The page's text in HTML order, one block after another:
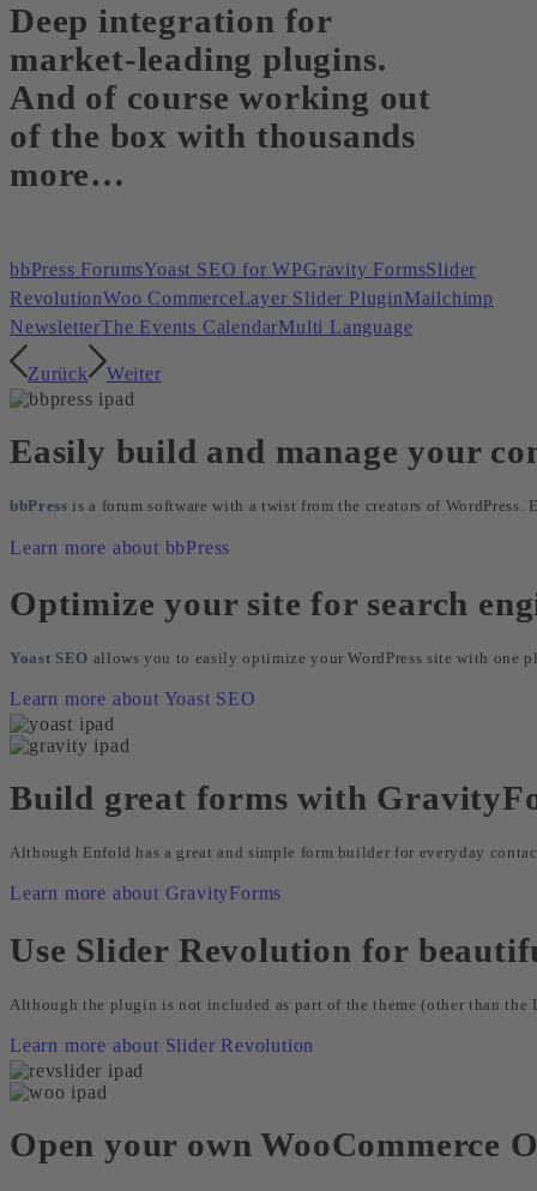
Deep integration for
market-leading plugins.
And of course working out
of the box with thousands
more…
bbPress ForumsYoast SEO for WPGravity FormsSlider
RevolutionWoo CommerceLayer Slider PluginMailchimp
NewsletterThe Events CalendarMulti Language
Zurück Weiter
Easily build and manage your
bbPress is a forum software with a twist from the creators of
Learn more about bbPress
Optimize your site for search
Yoast SEO allows you to easily optimize your WordPress site with one
Learn more about Yoast SEO
Build great forms with
Although Enfold has a great and simple form builder for everyday
Learn more about GravityForms
Use Slider Revolution for
Although the plugin is not included as part of the theme (other than
Learn more about Slider Revolution
Open your own WooCommerce